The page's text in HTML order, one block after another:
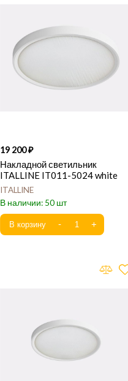
19 200
Накладной светильник
ITALLINE IT011-5024 white
ITALLINE
50